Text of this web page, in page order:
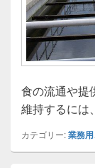
食の流通や提
維持するには
カテゴリー:業務用